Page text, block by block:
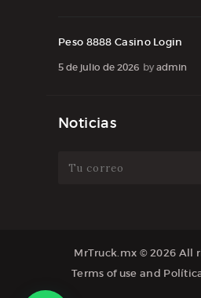
Peso 8888 Casino Login
5 de julio de 2026 byadmin
Noticias
MrTruck.mx © 2026 All
Terms of use and